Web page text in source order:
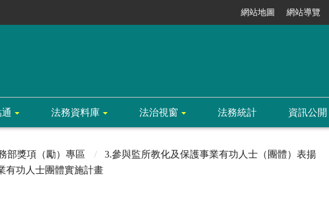
網站地圖 網站導覽
法務資料庫 法治視窗 法務統計 資訊公開
部獎項（勵）專區
3.參與監所教化及保護事業有功人士（團體）表揚
有功人士團體實施計畫